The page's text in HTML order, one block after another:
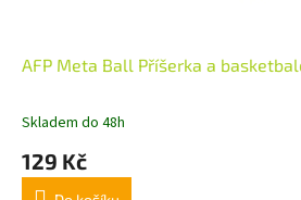
AFP Meta Ball Příšerka a
Skladem do 48h
129 Kč